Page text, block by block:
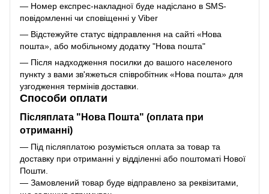
— Номер експрес-накладної буде надіслано в SMS-
повідомленні чи сповіщенні у Viber
— Відстежуйте статус відправлення на сайті «Нова
пошта», або мобільному додатку "Нова пошта"
— Після надходження посилки до вашого населеного
пункту з вами зв'яжеться співробітник «Нова пошта» для
узгодження термінів доставки.
Способи оплати
Післяплата "Нова Пошта" (оплата при
отриманні)
— Під післяплатою розуміється оплата за товар та
доставку при отриманні у відділенні або поштоматі Нової
Пошти.
— Замовлений товар буде відправлено за реквізитами,